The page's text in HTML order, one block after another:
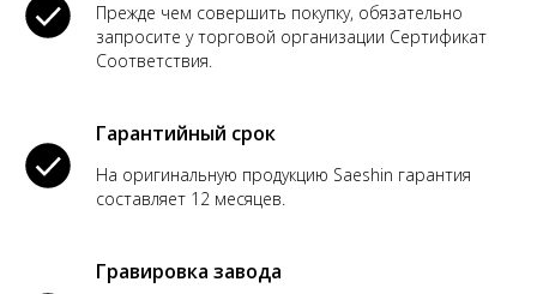
Прежде чем совершить покупку, обязательно
запросите у торговой организации Сертификат
Соответствия.
Гарантийный срок
На оригинальную продукцию Saeshin гарантия
составляет 12 месяцев.
Гравировка завода